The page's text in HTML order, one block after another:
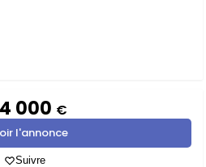
000 €
l'annonce
Suivre